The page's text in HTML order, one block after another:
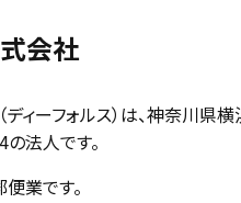
式会社
ディーフォルス）は、神奈川
法人です。
業です。